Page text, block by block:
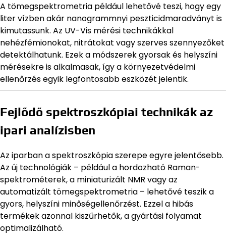
A tömegspektrometria például lehetővé teszi, hogy egy
liter vízben akár nanogrammnyi peszticidmaradványt is
kimutassunk. Az UV-Vis mérési technikákkal
nehézfémionokat, nitrátokat vagy szerves szennyezőket
detektálhatunk. Ezek a módszerek gyorsak és helyszíni
mérésekre is alkalmasak, így a környezetvédelmi
ellenőrzés egyik legfontosabb eszközét jelentik.
Fejlődő spektroszkópiai technikák az
ipari analízisben
Az iparban a spektroszkópia szerepe egyre jelentősebb.
Az új technológiák – például a hordozható Raman-
spektrométerek, a miniaturizált NMR vagy az
automatizált tömegspektrometria – lehetővé teszik a
gyors, helyszíni minőségellenőrzést. Ezzel a hibás
termékek azonnal kiszűrhetők, a gyártási folyamat
optimalizálható.